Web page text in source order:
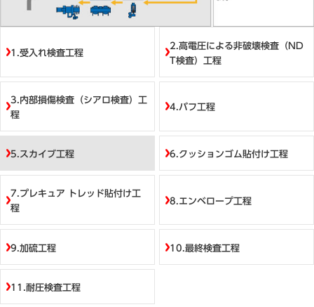
1.受入れ検査工程
2.高電圧による非破壊検査（ND
T検査）工程
3.内部損傷検査（シアロ検査）工
程
4.バフ工程
5.スカイブ工程 6.クッションゴム貼付け工程
7.プレキュア トレッド貼付け工
程
8.エンベロープ工程
9.加硫工程 10.最終検査工程
11.耐圧検査工程